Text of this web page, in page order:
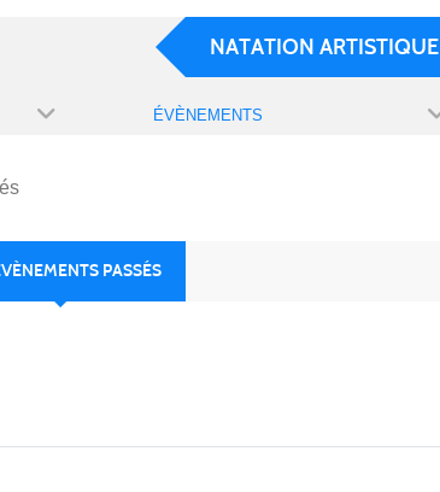
NATATION ARTISTIQUE
ÉVÈNEMENTS
PASSÉS